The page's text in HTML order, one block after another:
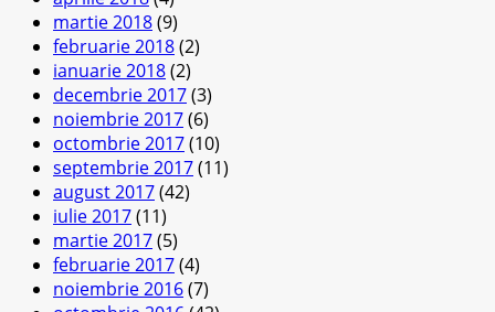
martie 2018(9)
februarie 2018(2)
ianuarie 2018(2)
decembrie 2017(3)
noiembrie 2017(6)
octombrie 2017(10)
septembrie 2017(11)
august 2017(42)
iulie 2017(11)
martie 2017(5)
februarie 2017(4)
noiembrie 2016(7)